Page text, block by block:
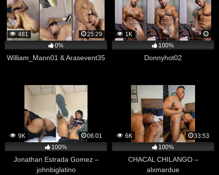
481
25:29
0%
William_Mann01 & Arasevent35
1K
100%
Donnyhot02
9K
06:01
100%
Jonathan Estrada Gomez –
johnbiglatino
6K
33:53
100%
CHACAL CHILANGO –
alxmardue